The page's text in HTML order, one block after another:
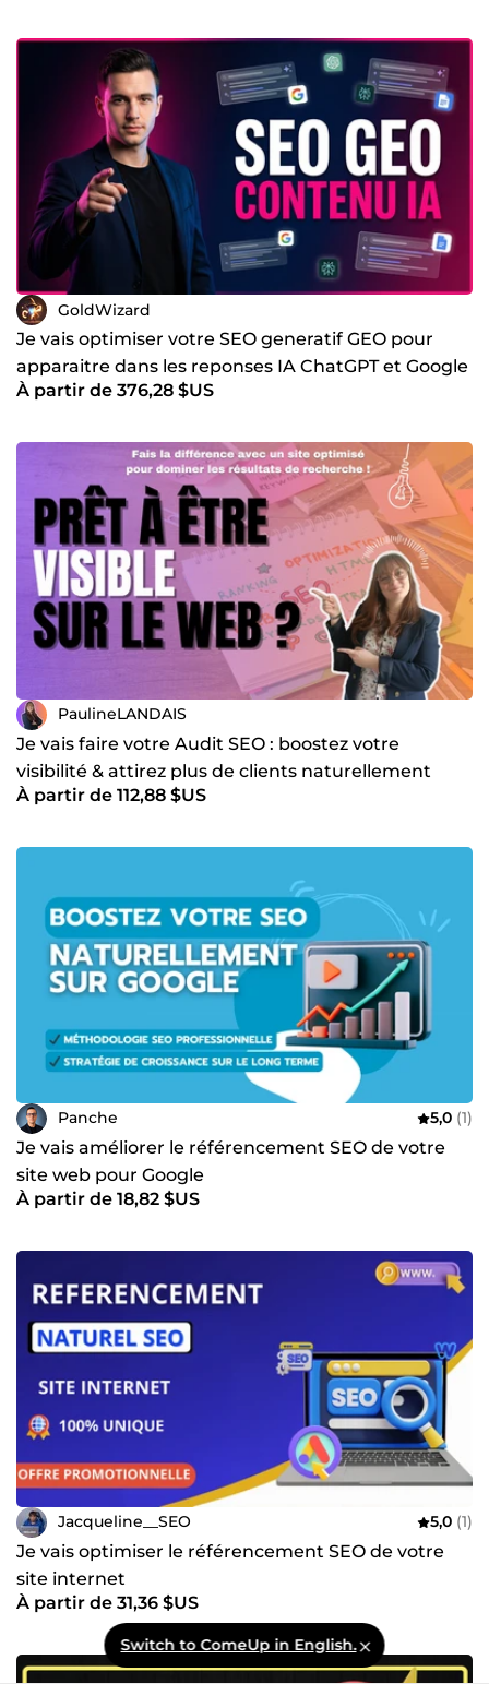
GoldWizard
Je vais optimiser votre SEO generatif GEO pour
apparaitre dans les reponses IA ChatGPT et Google
À partir de 376,28 $US
PaulineLANDAIS
Je vais faire votre Audit SEO : boostez votre
visibilité & attirez plus de clients naturellement
À partir de 112,88 $US
Panche 5,0 (1)
Je vais améliorer le référencement SEO de votre
site web pour Google
À partir de 18,82 $US
Jacqueline__SEO 5,0 (1)
Je vais optimiser le référencement SEO de votre
site internet
À partir de 31,36 $US
Switch to ComeUp in English.